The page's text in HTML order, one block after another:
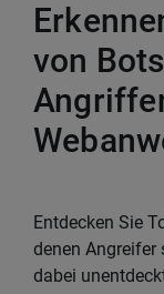
von
Entdecken Sie
denen Angreifer
dabei